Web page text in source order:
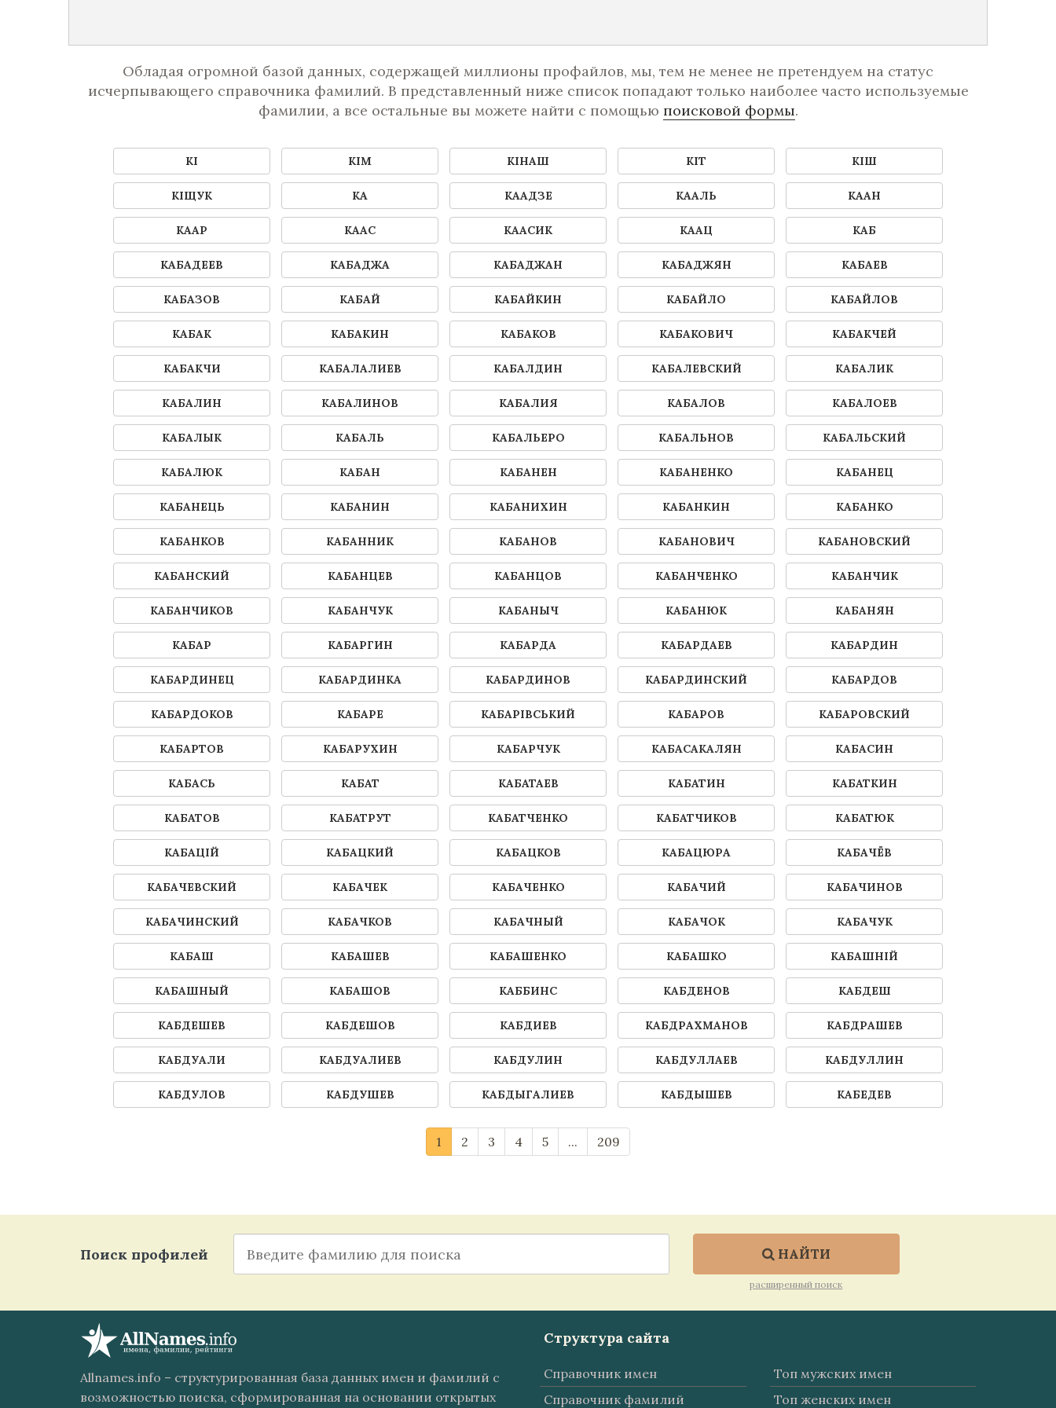
Обладая огромной базой данных, содержащей миллионы профайлов, мы, тем не менее не претендуем на статус
исчерпывающего справочника фамилий. В представленный ниже список попадают только наиболее часто используемые
фамилии, а все остальные вы можете найти с помощью поисковой формы.
КI КIМ КIНАШ КIТ КIШ
КIЩУК КА КААДЗЕ КААЛЬ КААН
КААР КААС КААСИК КААЦ КАБ
КАБАДЕЕВ КАБАДЖА КАБАДЖАН КАБАДЖЯН КАБАЕВ
КАБАЗОВ КАБАЙ КАБАЙКИН КАБАЙЛО КАБАЙЛОВ
КАБАК КАБАКИН КАБАКОВ КАБАКОВИЧ КАБАКЧЕЙ
КАБАКЧИ КАБАЛАЛИЕВ КАБАЛДИН КАБАЛЕВСКИЙ КАБАЛИК
КАБАЛИН КАБАЛИНОВ КАБАЛИЯ КАБАЛОВ КАБАЛОЕВ
КАБАЛЫК КАБАЛЬ КАБАЛЬЕРО КАБАЛЬНОВ КАБАЛЬСКИЙ
КАБАЛЮК КАБАН КАБАНЕН КАБАНЕНКО КАБАНЕЦ
КАБАНЕЦЬ КАБАНИН КАБАНИХИН КАБАНКИН КАБАНКО
КАБАНКОВ КАБАННИК КАБАНОВ КАБАНОВИЧ КАБАНОВСКИЙ
КАБАНСКИЙ КАБАНЦЕВ КАБАНЦОВ КАБАНЧЕНКО КАБАНЧИК
КАБАНЧИКОВ КАБАНЧУК КАБАНЫЧ КАБАНЮК КАБАНЯН
КАБАР КАБАРГИН КАБАРДА КАБАРДАЕВ КАБАРДИН
КАБАРДИНЕЦ КАБАРДИНКА КАБАРДИНОВ КАБАРДИНСКИЙ КАБАРДОВ
КАБАРДОКОВ КАБАРЕ КАБАРІВСЬКИЙ КАБАРОВ КАБАРОВСКИЙ
КАБАРТОВ КАБАРУХИН КАБАРЧУК КАБАСАКАЛЯН КАБАСИН
КАБАСЬ КАБАТ КАБАТАЕВ КАБАТИН КАБАТКИН
КАБАТОВ КАБАТРУТ КАБАТЧЕНКО КАБАТЧИКОВ КАБАТЮК
КАБАЦІЙ КАБАЦКИЙ КАБАЦКОВ КАБАЦЮРА КАБАЧЁВ
КАБАЧЕВСКИЙ КАБАЧЕК КАБАЧЕНКО КАБАЧИЙ КАБАЧИНОВ
КАБАЧИНСКИЙ КАБАЧКОВ КАБАЧНЫЙ КАБАЧОК КАБАЧУК
КАБАШ КАБАШЕВ КАБАШЕНКО КАБАШКО КАБАШНІЙ
КАБАШНЫЙ КАБАШОВ КАББИНС КАБДЕНОВ КАБДЕШ
КАБДЕШЕВ КАБДЕШОВ КАБДИЕВ КАБДРАХМАНОВ КАБДРАШЕВ
КАБДУАЛИ КАБДУАЛИЕВ КАБДУЛИН КАБДУЛЛАЕВ КАБДУЛЛИН
КАБДУЛОВ КАБДУШЕВ КАБДЫГАЛИЕВ КАБДЫШЕВ КАБЕДЕВ
1 2 3 4 5 ... 209
Поиск профилей НАЙТИ
расширенный поиск
Allnames.info – структурированная база данных имен и фамилий с
возможностью поиска, сформированная на основании открытых
Структура сайта
Справочник имен
Справочник фамилий
Топ мужских имен
Топ женских имен